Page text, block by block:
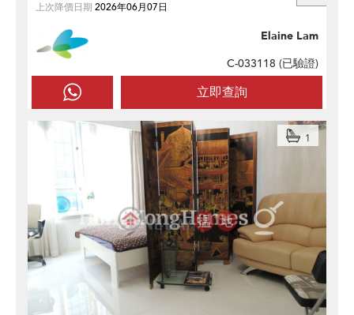
立即查詢
Elaine Lam
C-033118 (已驗證)
上次降價日期 2026年06月07日
1